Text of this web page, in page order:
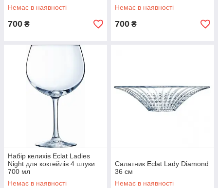
Немає в наявності
700 ₴
Немає в наявності
700 ₴
Набір келихів Eclat Ladies
Night для коктейлів 4 штуки
700 мл
Немає в наявності
Салатник Eclat Lady Diamond
36 см
Немає в наявності